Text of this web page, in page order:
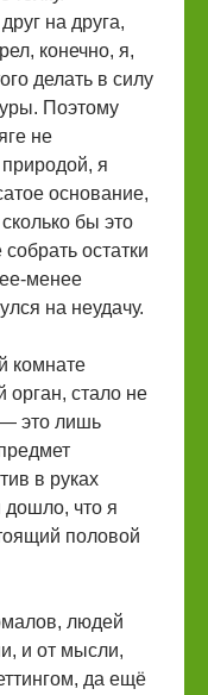
на друга,
конечно, я,
делать в силу
Поэтому
не
я
основание,
бы это
остатки
менее
на неудачу.
комнате
стало не
— это лишь
в руках
дошло, что я
половой
людей
и от мысли,
да ещё